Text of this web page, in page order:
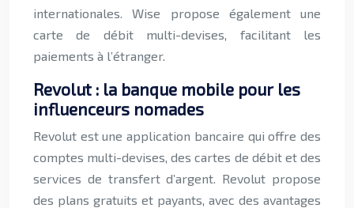
internationales. Wise propose également une
carte de débit multi-devises, facilitant les
paiements à l’étranger.
Revolut : la banque mobile pour les
influenceurs nomades
Revolut est une application bancaire qui offre des
comptes multi-devises, des cartes de débit et des
services de transfert d’argent. Revolut propose
des plans gratuits et payants, avec des avantages